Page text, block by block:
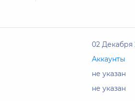
02 Декабря
Аккаунты
не указан
не указан